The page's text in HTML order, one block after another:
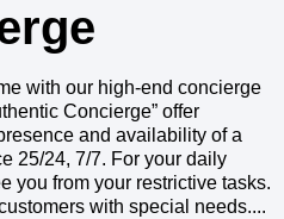
with our high-end concierge
Concierge” offer
and availability of a
25/24, 7/7. For your daily
you from your restrictive tasks.
with special needs....